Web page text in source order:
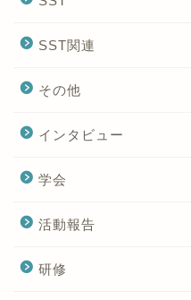
SST関連
その他
インタビュー
学会
活動報告
研修